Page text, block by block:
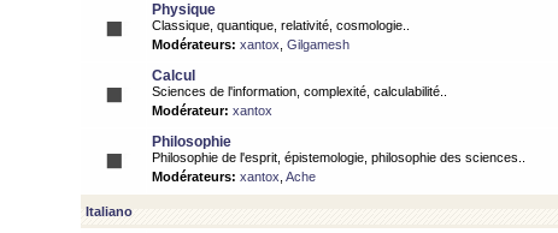
Physique
Classique, quantique, relativité, cosmologie..
Modérateurs: xantox Gilgamesh
Calcul
Sciences de l'information, complexité, calculabilité..
Modérateur: xantox
Philosophie
Philosophie de l'esprit, épistemologie, philosophie des sciences..
Modérateurs: xantox Ache
Italiano